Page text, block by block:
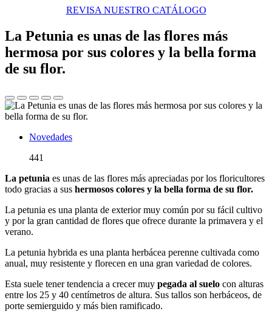
REVISA NUESTRO CATÁLOGO
La Petunia es unas de las flores más
hermosa por sus colores y la bella forma
de su flor.
Novedades
441
La petunia es unas de las flores más apreciadas por los floricultores
todo gracias a sus hermosos colores y la bella forma de su flor.
La petunia es una planta de exterior muy común por su fácil cultivo
y por la gran cantidad de flores que ofrece durante la primavera y el
verano.
La petunia hybrida es una planta herbácea perenne cultivada como
anual, muy resistente y florecen en una gran variedad de colores.
Esta suele tener tendencia a crecer muy pegada al suelo con alturas
entre los 25 y 40 centímetros de altura. Sus tallos son herbáceos, de
porte semierguido y más bien ramificado.